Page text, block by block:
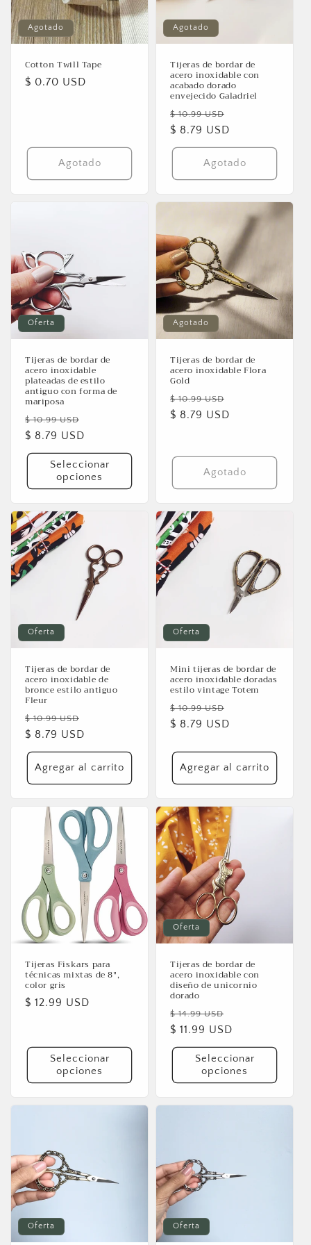
ó
n Agotado
Cotton Twill Tape
Precio
$ 0.70 USD
Agotado
Agotado
Tijeras de bordar de
acero inoxidable con
acabado dorado
envejecido Galadriel
Precio
habitual
$ 10.99 USD
oferta
$ 8.79 USD
Agotado
Oferta
Tijeras de bordar de
acero inoxidable
plateadas de estilo
antiguo con forma de
mariposa
Precio
habitual
$ 10.99 USD
oferta
$ 8.79 USD
Seleccionar
opciones
Agotado
Tijeras de bordar de
acero inoxidable Flora
Gold
Precio
habitual
$ 10.99 USD
$ 8.79 USD
Agotado
Oferta
Tijeras de bordar de
acero inoxidable de
bronce estilo antiguo
Fleur
Precio
habitual
$ 10.99 USD
oferta
$ 8.79 USD
Agregar al carrito
Oferta
Mini tijeras de bordar de
acero inoxidable doradas
estilo vintage Totem
Precio
habitual
$ 10.99 USD
$ 8.79 USD
Agregar al carrito
Tijeras Fiskars para
técnicas mixtas de 8",
color gris
Precio
$ 12.99 USD
Seleccionar
opciones
Oferta
Tijeras de bordar de
acero inoxidable con
diseño de unicornio
dorado
Precio
habitual
$ 14.99 USD
de
oferta
$ 11.99 USD
Seleccionar
opciones
Oferta Oferta